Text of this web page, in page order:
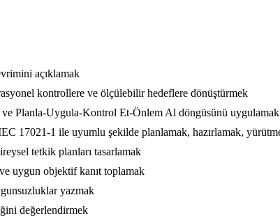
açıklamak
kontrollere ve ölçülebilir hedeflere dönüştürmek
ve Planla-Uygula-Kontrol Et-Önlem Al döngüsünü uygulamak
17021-1 ile uyumlu şekilde planlamak, hazırlamak,
tetkik planları tasarlamak
uygun objektif kanıt toplamak
yazmak
değerlendirmek